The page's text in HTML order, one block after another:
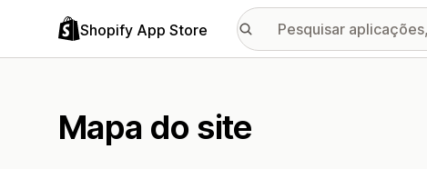
Shopify App Store
Mapa do site